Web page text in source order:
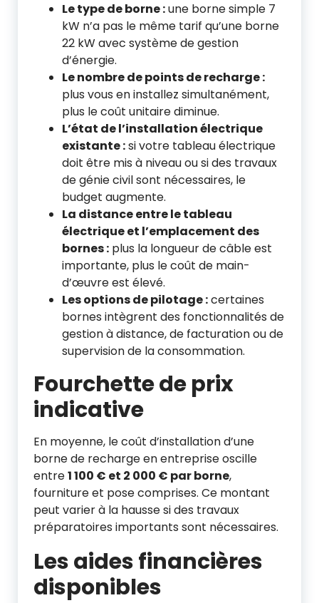
Le type de borne :une borne simple 7
kW n’a pas le même tarif qu’une borne
22 kW avec système de gestion
d’énergie.
Le nombre de points de recharge :
plus vous en installez simultanément,
plus le coût unitaire diminue.
L’état de l’installation électrique
existante :si votre tableau électrique
doit être mis à niveau ou si des travaux
de génie civil sont nécessaires, le
budget augmente.
La distance entre le tableau
électrique et l’emplacement des
bornes : plus la longueur de câble est
importante, plus le coût de main-
d’œuvre est élevé.
Les options de pilotage :certaines
bornes intègrent des fonctionnalités de
gestion à distance, de facturation ou de
supervision de la consommation.
Fourchette de prix
indicative
En moyenne, le coût d’installation d’une
borne de recharge en entreprise oscille
entre1 100 € et 2 000 € par borne,
fourniture et pose comprises. Ce montant
peut varier à la hausse si des travaux
préparatoires importants sont nécessaires.
Les aides financières
disponibles